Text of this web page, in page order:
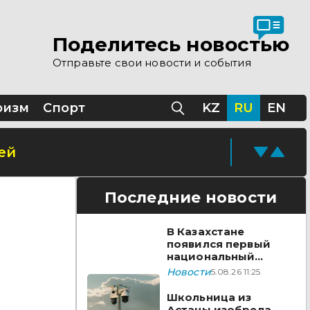
Поделитесь новостью
Отправьте свои новости и события
Спорт KZ RU EN
Последние новости
В Казахстане
появился первый
национальный
стандарт
Новости5.08.26 11:25
Школьница из